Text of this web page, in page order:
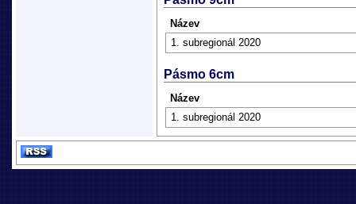
Název
1. subregionál 2020
Pásmo 6cm
Název
1. subregionál 2020